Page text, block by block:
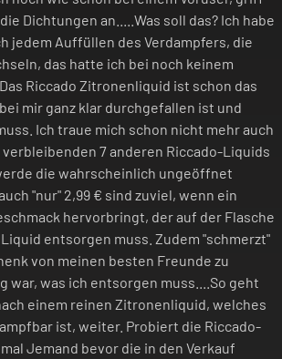
Zigaretten sind kein Spielzeug!
das Gerät und die
absolut unzugänglich für
p-Mentha-1,8-dien. Kann
hervorrufen.
Dichtungen an.....Was soll das? Ich habe
jedem Auffüllen des Verdampfers, die
das hatte ich bei noch keinem
Riccado Zitronenliquid ist schon das
bei mir ganz klar durchgefallen ist und
Ich traue mich schon nicht mehr auch
7 anderen Riccado-Liquids
die wahrscheinlich ungeöffnet
"nur" 2,99 € sind zuviel, wenn ein
hervorbringt, der auf der Flasche
entsorgen muss. Zudem "schmerzt"
von meinen besten Freunde zu
war, was ich entsorgen muss....So geht
einem reinen Zitronenliquid, welches
ist, weiter. Probiert die Riccado-
Jemand bevor die in den Verkauf